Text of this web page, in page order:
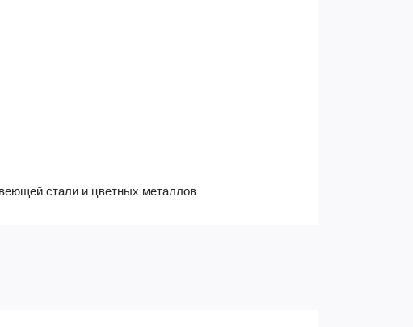
стали и цветных металлов